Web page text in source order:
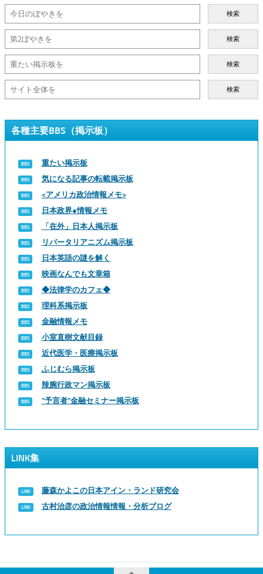
検索
検索
検索
検索
各種主要BBS（掲示板）
重たい掲示板
気になる記事の転載掲示板
<アメリカ政治情報メモ>
日本政界●情報メモ
「在外」日本人掲示板
リバータリアニズム掲示板
日本英語の謎を解く
映画なんでも文章箱
◆法律学のカフェ◆
理科系掲示板
金融情報メモ
小室直樹文献目録
近代医学・医療掲示板
ふじむら掲示板
辣腕行政マン掲示板
“予言者”金融セミナー掲示板
LINK集
藤森かよこの日本アイン・ランド研究会
古村治彦の政治情報情報・分析ブログ